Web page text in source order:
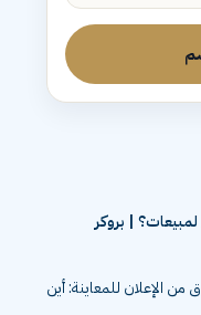
لمبيعات؟ | بروكر
الإعلان للمعاينة: أين